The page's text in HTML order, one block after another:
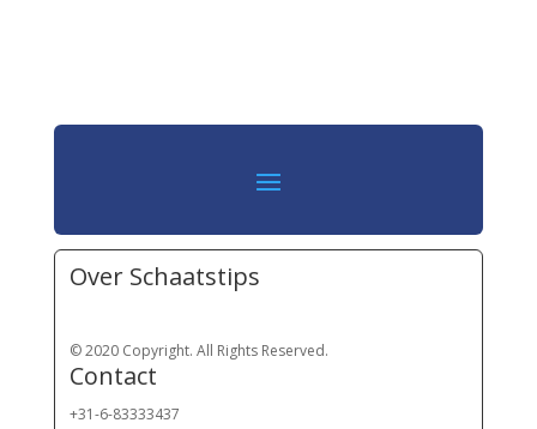
Over Schaatstips
© 2020 Copyright. All Rights Reserved.
Contact
+31-6-83333437